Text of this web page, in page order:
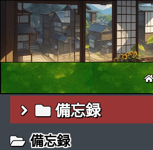
備忘録
備忘録